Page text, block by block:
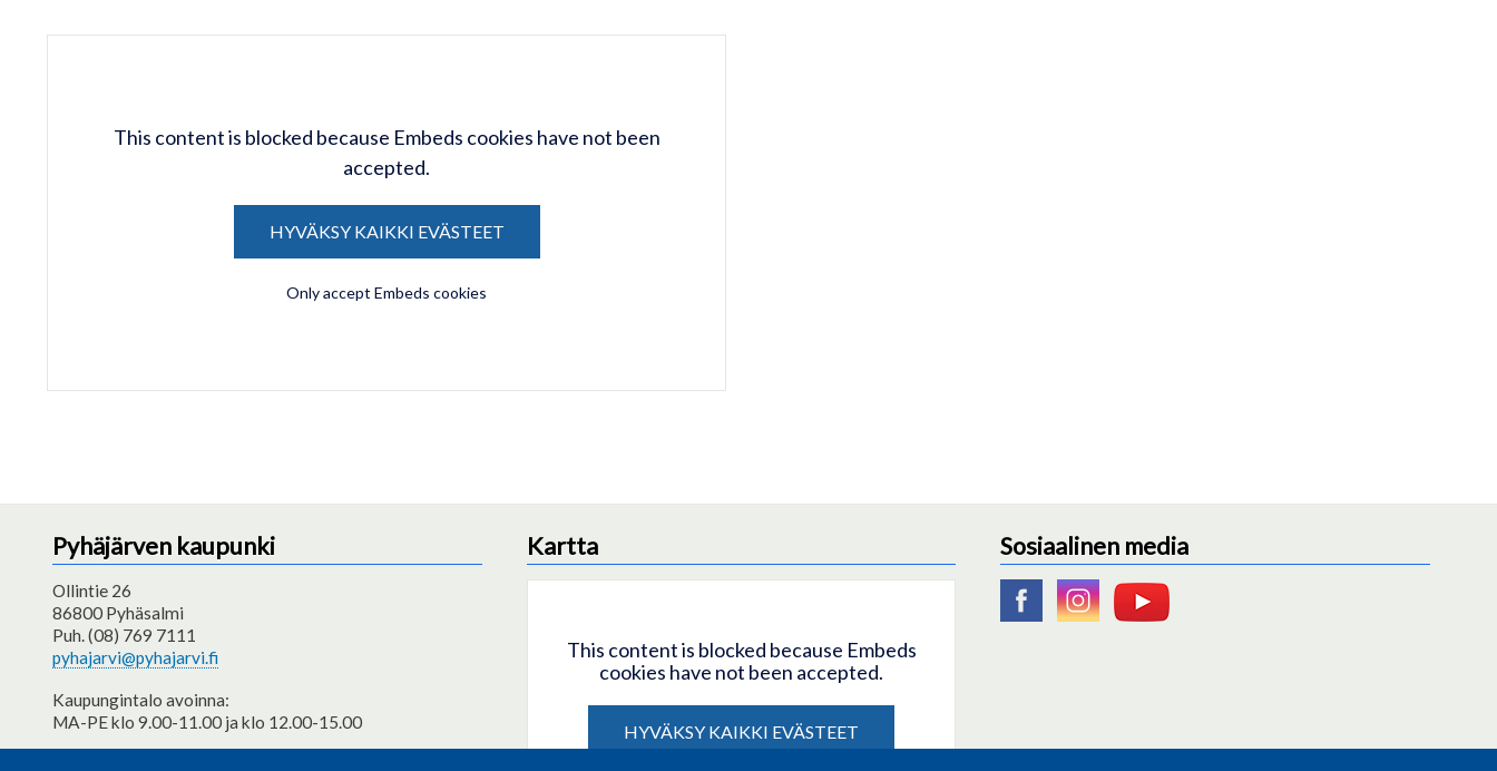
This content is blocked because Embeds cookies have not been
accepted.
HYVÄKSY KAIKKI EVÄSTEET
Only accept Embeds cookies
Pyhäjärven kaupunki
Ollintie 26
86800 Pyhäsalmi
Puh. (08) 769 7111
pyhajarvi@pyhajarvi.fi
Kaupungintalo avoinna:
MA-PE klo 9.00-11.00 ja klo 12.00-15.00
Kartta
This content is blocked because Embeds
cookies have not been accepted.
HYVÄKSY KAIKKI EVÄSTEET
Sosiaalinen media